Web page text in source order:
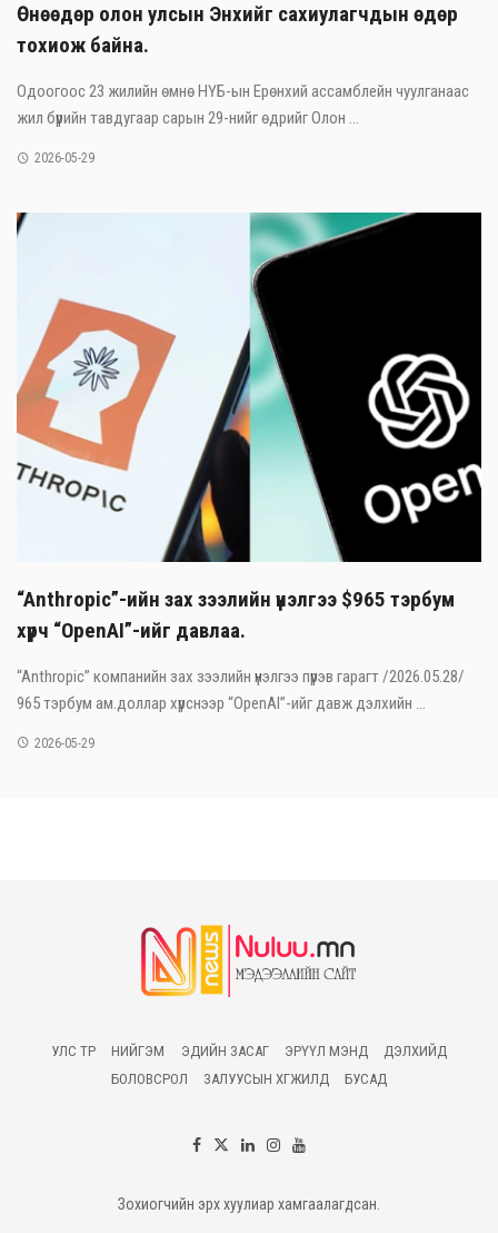
Өнөөдөр олон улсын Энхийг сахиулагчдын өдөр
тохиож байна.
Одоогоос 23 жилийн өмнө НҮБ-ын Ерөнхий ассамблейн чуулганаас
жил бүрийн тавдугаар сарын 29-нийг өдрийг Олон ...
2026-05-29
“Anthropic”-ийн зах зээлийн үнэлгээ $965 тэрбум
хүрч “OpenAI”-ийг давлаа.
“Anthropic” компанийн зах зээлийн үнэлгээ пүрэв гарагт /2026.05.28/
965 тэрбум ам.доллар хүрснээр “OpenAI”-ийг давж дэлхийн ...
2026-05-29
УЛС ТӨР НИЙГЭМ ЭДИЙН ЗАСАГ ЭРҮҮЛ МЭНД
ДЭЛХИЙД
БОЛОВСРОЛ
ЗАЛУУСЫН ХӨГЖИЛД БУСАД
Зохиогчийн эрх хуулиар хамгаалагдсан.